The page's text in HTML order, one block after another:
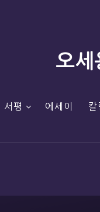
오세
서평 에세이 칼